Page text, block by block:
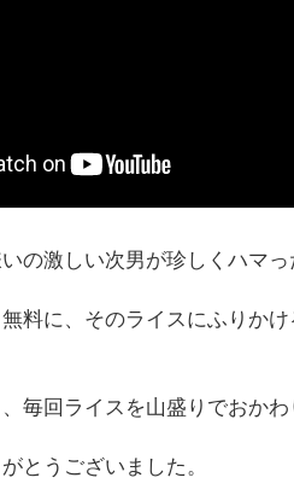
の激しい次男が珍しくハマっ
料に、そのライスにふりか
毎回ライスを山盛りでおかわ
とうございました。